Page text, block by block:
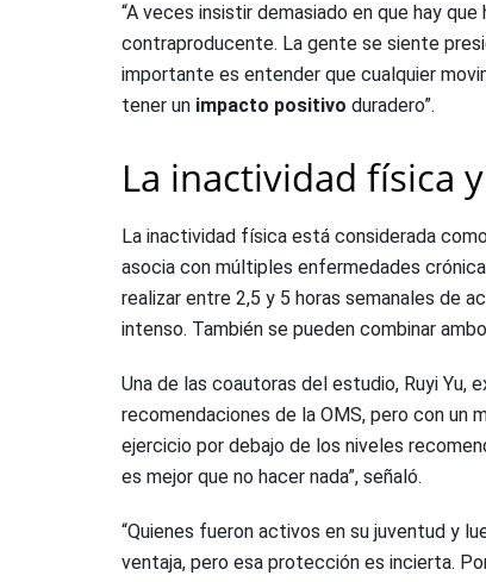
“A veces insistir demasiado en que hay
contraproducente. La gente se siente
importante es entender que cualquier
tener un impacto positivo duradero”.
La inactividad física
La inactividad física está considerada
asocia con múltiples enfermedades
realizar entre 2,5 y 5 horas semanales de
intenso. También se pueden combinar
Una de las coautoras del estudio, Ruyi Yu,
recomendaciones de la OMS, pero con un
ejercicio por debajo de los niveles
es mejor que no hacer nada”, señaló.
“Quienes fueron activos en su juventud y
ventaja, pero esa protección es incierta.